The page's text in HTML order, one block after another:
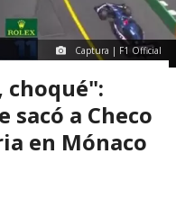
Captura | F1 Official
choqué":
a Checo
en Mónaco